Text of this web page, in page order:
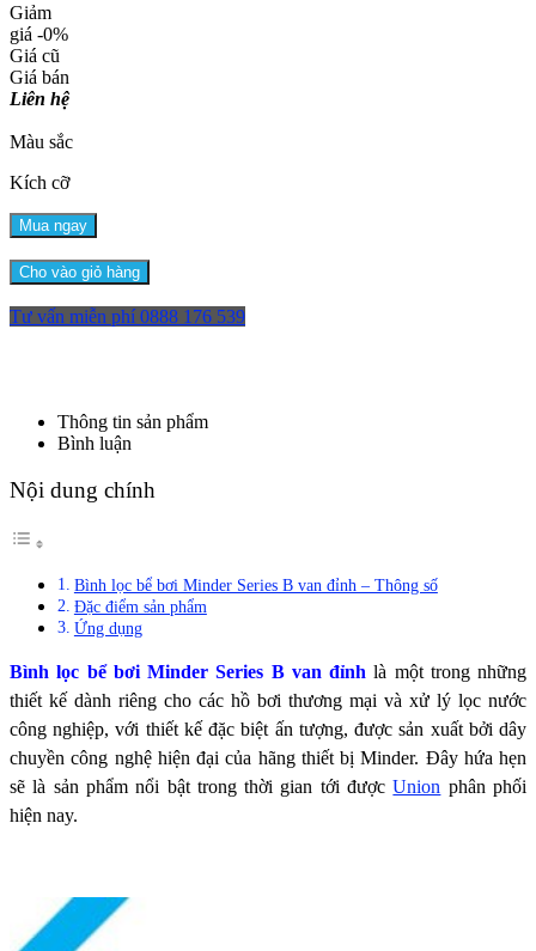
Giảm
giá -0%
Giá cũ
Giá bán
Liên hệ
Màu sắc
Kích cỡ
Mua ngay
Cho vào giỏ hàng
Tư vấn miễn phí 0888 176 539
Thông tin sản phẩm
Bình luận
Nội dung chính
Bình lọc bể bơi Minder Series B van đỉnh – Thông số
Đặc điểm sản phẩm
Ứng dụng
Bình lọc bể bơi Minder Series B van đỉnh là một trong những
thiết kế dành riêng cho các hồ bơi thương mại và xử lý lọc nước
công nghiệp, với thiết kế đặc biệt ấn tượng, được sản xuất bởi dây
chuyền công nghệ hiện đại của hãng thiết bị Minder. Đây hứa hẹn
sẽ là sản phẩm nổi bật trong thời gian tới đượcUnion phân phối
hiện nay.